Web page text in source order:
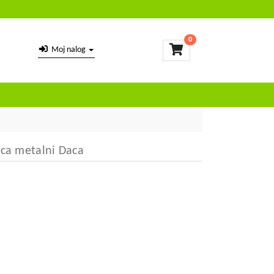
Moj nalog
0
metalni Daca